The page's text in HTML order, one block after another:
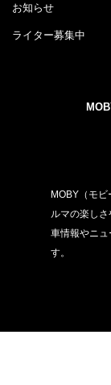
お知らせ
ライター募集中
MOBY（モ
ルマの楽し
車情報やニュ
す。